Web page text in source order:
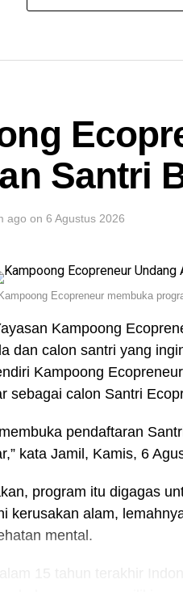
Santri
ago on 6 Agustus 2026
Ecopreneur membuka
Kampoong
dan calon santri yang
Kampoong
sebagai calon Santri
pendaftaran
kata Jamil, Kamis, 6
program itu digagas
kerusakan alam,
mental.